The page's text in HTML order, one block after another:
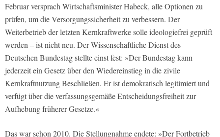
Februar versprach Wirtschaftsminister Habeck, alle Optionen zu
prüfen, um die Versorgungssicherheit zu verbessern. Der
Weiterbetrieb der letzten Kernkraftwerke solle ideologiefrei geprüft
werden – ist nicht neu. Der Wissenschaftliche Dienst des
Deutschen Bundestag stellte einst fest: »Der Bundestag kann
jederzeit ein Gesetz über den Wiedereinstieg in die zivile
Kernkraftnutzung Beschließen. Er ist demokratisch legitimiert und
verfügt über die verfassungsgemäße Entscheidungsfreiheit zur
Aufhebung früherer Gesetze.«
Das war schon 2010. Die Stellungnahme endete: »Der Fortbetrieb